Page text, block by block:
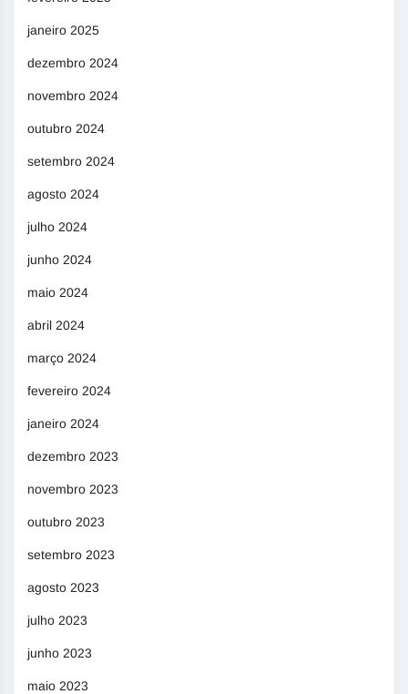
janeiro 2025
dezembro 2024
novembro 2024
outubro 2024
setembro 2024
agosto 2024
julho 2024
junho 2024
maio 2024
abril 2024
março 2024
fevereiro 2024
janeiro 2024
dezembro 2023
novembro 2023
outubro 2023
setembro 2023
agosto 2023
julho 2023
junho 2023
maio 2023